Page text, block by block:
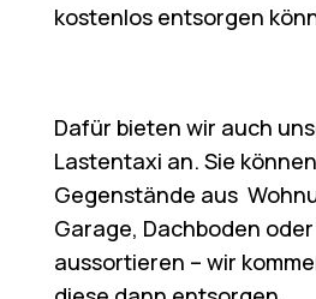
kostenlos entsorgen
Dafür bieten wir auch
Lastentaxi an. Sie
Gegenstände aus
Garage, Dachboden
aussortieren – wir